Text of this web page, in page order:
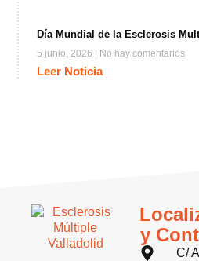
Día Mundial de la Esclerosis
5 junio, 2026 No hay comentarios
Leer Noticia
y
C/